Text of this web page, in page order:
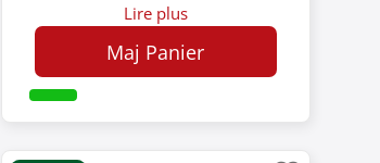
Lire plus
Maj Panier